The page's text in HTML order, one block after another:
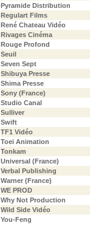
Pyramide Distribution
Regulart Films
René Chateau Vidéo
Rivages Cinéma
Rouge Profond
Seuil
Seven Sept
Shibuya Presse
Shima Presse
Sony (France)
Studio Canal
Sulliver
Swift
TF1 Vidéo
Toei Animation
Tonkam
Universal (France)
Verbal Publishing
Warner (France)
WE PROD
Why Not Production
Wild Side Vidéo
You-Feng